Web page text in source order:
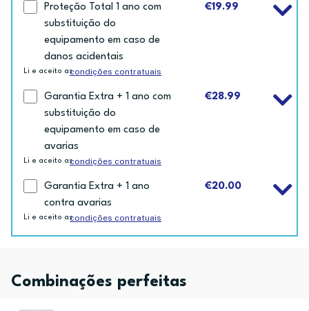
Proteção Total 1 ano com
substituição do
equipamento em caso de
danos acidentais
€19.99
Li e aceito ascondições contratuais
Garantia Extra + 1 ano com
substituição do
equipamento em caso de
avarias
€28.99
Li e aceito ascondições contratuais
Garantia Extra + 1 ano
contra avarias
€20.00
Li e aceito ascondições contratuais
Combinações perfeitas